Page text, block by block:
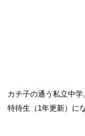
カチ子の通う私立中学
特待生（1年更新）に